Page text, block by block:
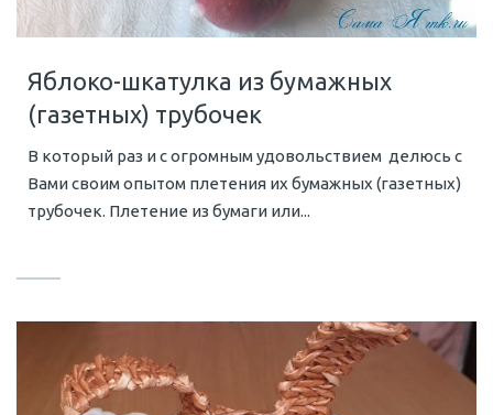
Яблоко-шкатулка из бумажных
(газетных) трубочек
В который раз и с огромным удовольствием делюсь с
Вами своим опытом плетения их бумажных (газетных)
трубочек. Плетение из бумаги или...